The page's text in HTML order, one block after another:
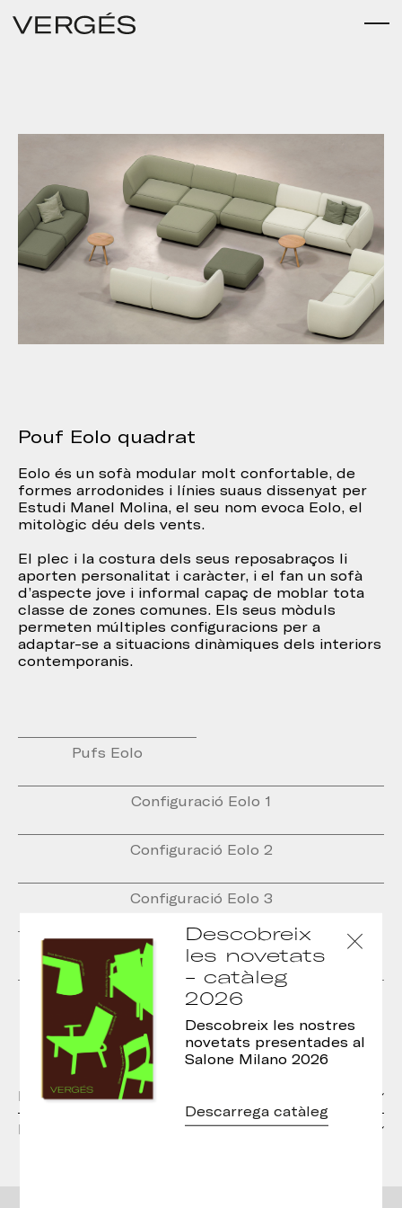
Pouf Eolo quadrat
Eolo és un sofà modular molt confortable, de
formes arrodonides i línies suaus dissenyat per
Estudi Manel Molina, el seu nom evoca Eolo, el
mitològic déu dels vents.
El plec i la costura dels seus reposabraços li
aporten personalitat i caràcter, i el fan un sofà
d’aspecte jove i informal capaç de moblar tota
classe de zones comunes. Els seus mòduls
permeten múltiples configuracions per a
adaptar-se a situacions dinàmiques dels interiors
contemporanis.
Pufs Eolo
Configuració Eolo 1
Configuració Eolo 2
Configuració Eolo 3
Puf Eolo rodó
Eolo System
Materials
Descàrregues
Descobreix
les novetats
- catàleg
2026
Descobreix les nostres
novetats presentades al
Salone Milano 2026
Descarrega catàleg